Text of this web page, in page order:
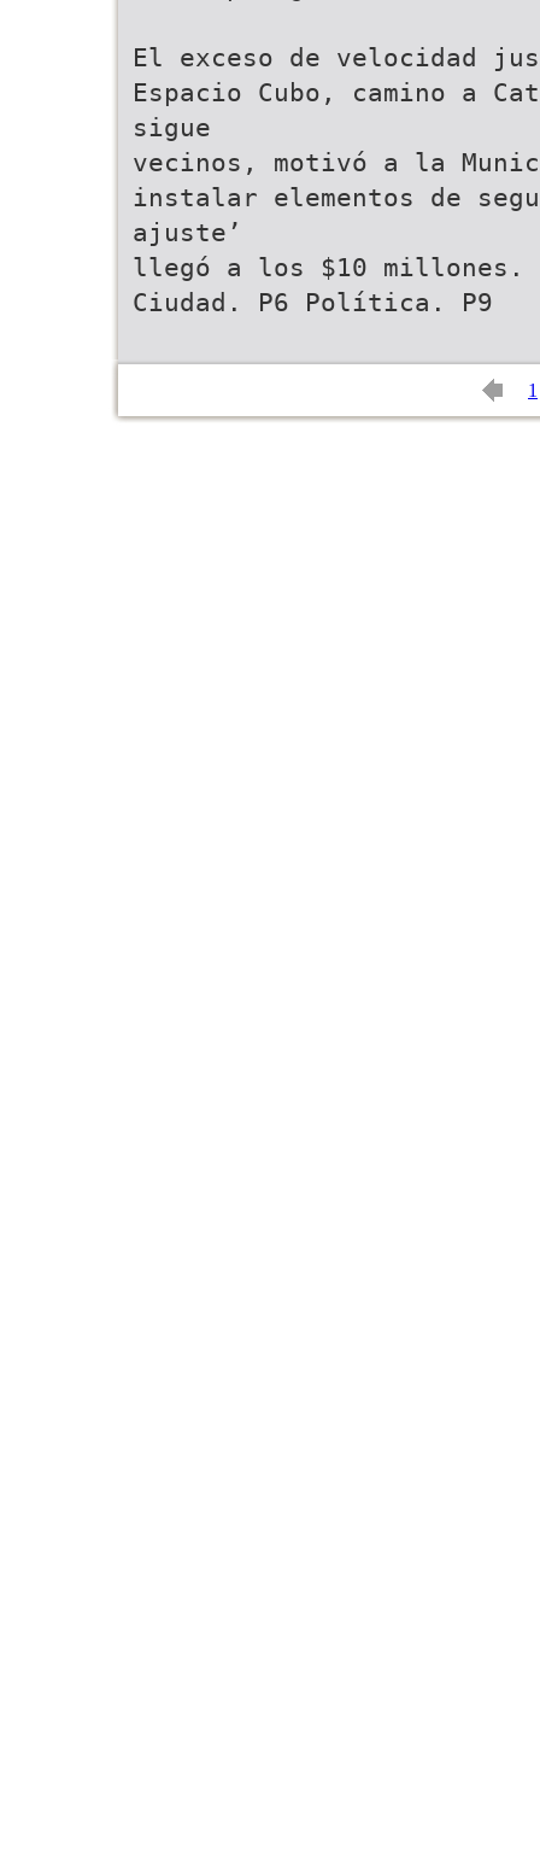
El exceso de velocidad
Espacio Cubo, camino a
sigue
vecinos, motivó a la
instalar elementos de
ajuste’
llegó a los $10 millones.
Ciudad. P6 Política. P9
1